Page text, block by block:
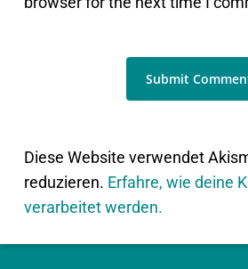
Diese Website verwendet
reduzieren. Erfahre, wie deine
verarbeitet werden.